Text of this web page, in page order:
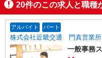
20件のこの求人と職種
アルバイト パート
株式会社近畿交通 門真営業所
一般事務